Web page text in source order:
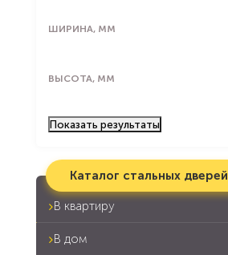
ШИРИНА, ММ
ВЫСОТА, ММ
Показать результаты
Каталог стальных дверей
В квартиру
В дом